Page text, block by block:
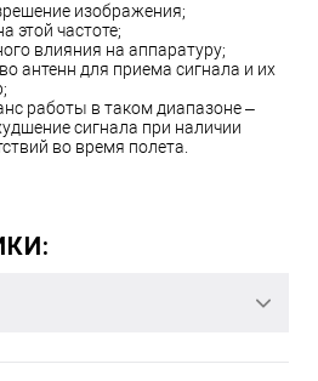
изображения;
этой частоте;
влияния на аппаратуру;
антенн для приема сигнала и их
работы в таком диапазоне –
сигнала при наличии
во время полета.